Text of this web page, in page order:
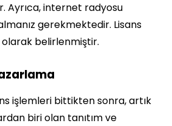
Ayrıca, internet radyosu
almanız gerekmektedir. Lisans
olarak belirlenmiştir.
işlemleri bittikten sonra, artık
biri olan tanıtım ve